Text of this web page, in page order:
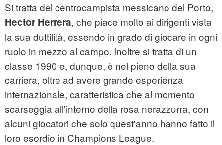
Si tratta del centrocampista messicano del Porto,
Hector Herrera, che piace molto ai dirigenti vista
la sua duttilità, essendo in grado di giocare in ogni
ruolo in mezzo al campo. Inoltre si tratta di un
classe 1990 e, dunque, è nel pieno della sua
carriera, oltre ad avere grande esperienza
internazionale, caratteristica che al momento
scarseggia all'interno della rosa nerazzurra, con
alcuni giocatori che solo quest'anno hanno fatto il
loro esordio in Champions League.